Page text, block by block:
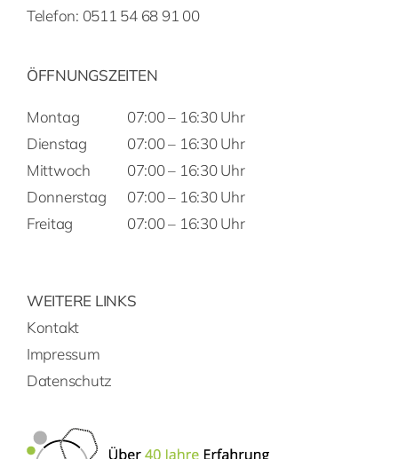
Telefon: 0511 54 68 91 00
ÖFFNUNGSZEITEN
Montag
Dienstag
Mittwoch
Donnerstag
Freitag
07:00 – 16:30 Uhr
07:00 – 16:30 Uhr
07:00 – 16:30 Uhr
07:00 – 16:30 Uhr
07:00 – 16:30 Uhr
WEITERE LINKS
Kontakt
Impressum
Datenschutz